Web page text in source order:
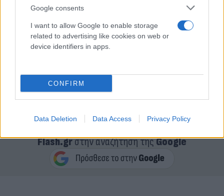
Google consents
I want to allow Google to enable storage
related to advertising like cookies on web or
device identifiers in apps.
CONFIRM
Data Deletion Data Access Privacy Policy
Εφόσον η συμφωνία οριστικοποιηθεί, ο Σπανούλης
θα αναλάβει την τεχνική ηγεσία του Άρη σε μια από
ομάδας σε πρωταγωνιστικό ρόλο εντός και εκτός
συνόρων.
Flash.grστην αναζήτηση τηςGoogle